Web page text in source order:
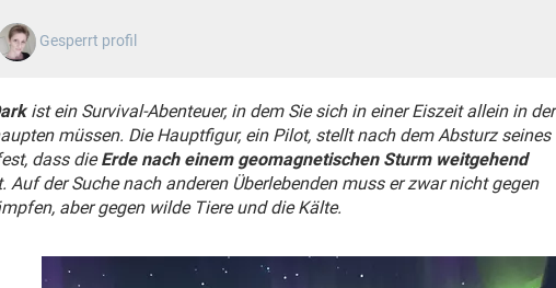
Gesperrt profil
ist ein Survival-Abenteuer, in dem Sie sich in einer Eiszeit allein in der
müssen. Die Hauptfigur, ein Pilot, stellt nach dem Absturz seines
dass dieErde nach einem geomagnetischen Sturm weitgehend
Auf der Suche nach anderen Überlebenden muss er zwar nicht gegen
aber gegen wilde Tiere und die Kälte.